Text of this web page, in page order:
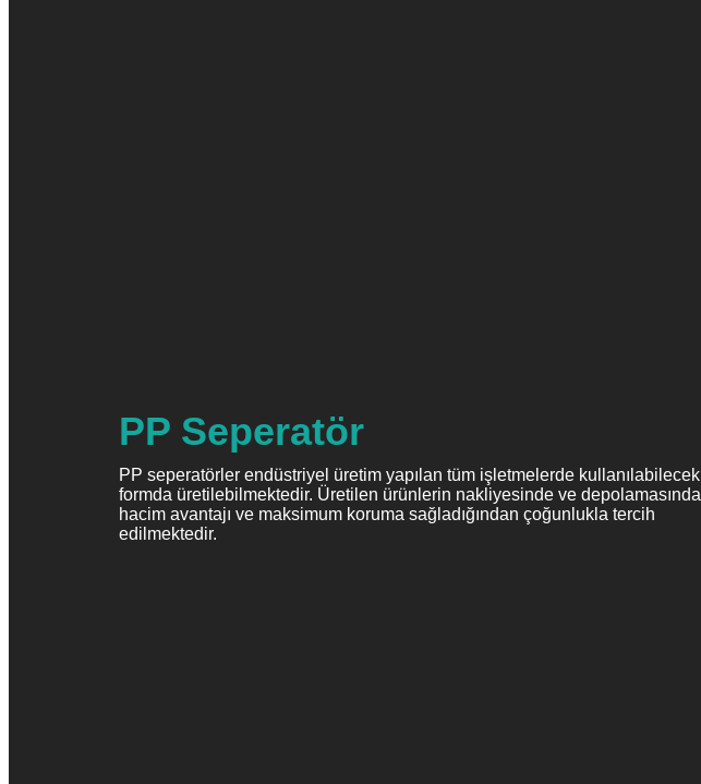
PP Seperatör
PP seperatörler endüstriyel üretim yapılan tüm işletmelerde kullanılabilecek
formda üretilebilmektedir. Üretilen ürünlerin nakliyesinde ve depolamasında
hacim avantajı ve maksimum koruma sağladığından çoğunlukla tercih
edilmektedir.